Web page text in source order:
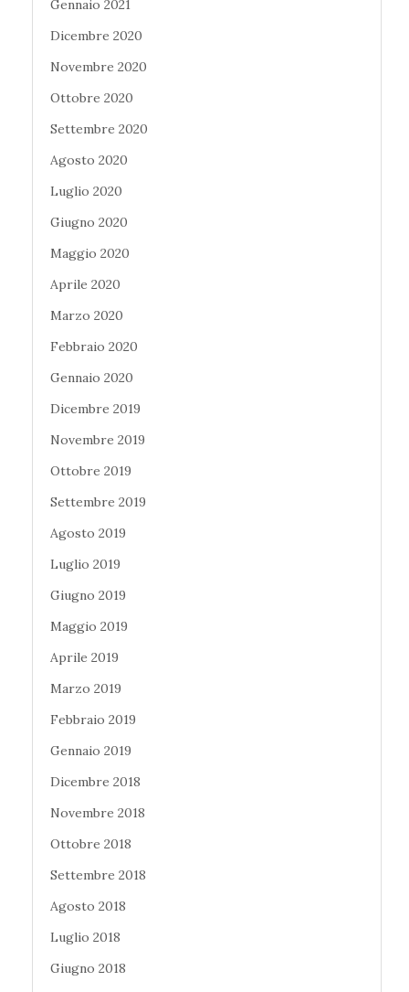
Gennaio 2021
Dicembre 2020
Novembre 2020
Ottobre 2020
Settembre 2020
Agosto 2020
Luglio 2020
Giugno 2020
Maggio 2020
Aprile 2020
Marzo 2020
Febbraio 2020
Gennaio 2020
Dicembre 2019
Novembre 2019
Ottobre 2019
Settembre 2019
Agosto 2019
Luglio 2019
Giugno 2019
Maggio 2019
Aprile 2019
Marzo 2019
Febbraio 2019
Gennaio 2019
Dicembre 2018
Novembre 2018
Ottobre 2018
Settembre 2018
Agosto 2018
Luglio 2018
Giugno 2018